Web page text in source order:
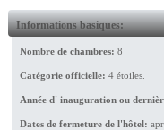
Informations basiques:
Nombre de chambres: 8
Catégorie officielle: 4 étoiles.
Année d' inauguration ou
Dates de fermeture de l'hôtel: